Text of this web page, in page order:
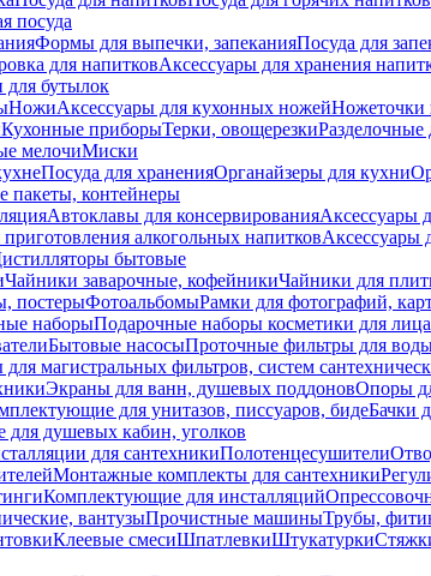
посуда
Формы для выпечки, запеканияПосуда для
для напитковАксессуары для хранения
бутылок
НожиАксессуары для кухонных ножейНожеточки
Кухонные приборыТерки, овощерезкиРазделочные
мелочиМиски
Посуда для храненияОрганайзеры для кухни
пакеты, контейнеры
Автоклавы для консервированияАксессуары
алкогольных напитковАксессуары
бытовые
Чайники заварочные, кофейникиЧайники для
постерыФотоальбомыРамки для фотографий,
наборыПодарочные наборы косметики для лица
Бытовые насосыПроточные фильтры для
для магистральных фильтров, систем
Экраны для ванн, душевых поддоновОпоры
для унитазов, писсуаров, бидеБачки
душевых кабин, уголков
для сантехникиПолотенцесушители
Монтажные комплекты для сантехники
Комплектующие для инсталляций
вантузыПрочистные машиныТрубы,
Клеевые смесиШпатлевкиШтукатурки